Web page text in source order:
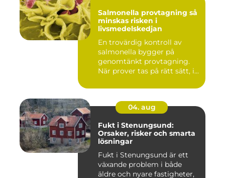
Salmonella provtagning så
minskas risken i
livsmedelskedjan
En trovärdig kontroll av
salmonella bygger på
genomtänkt provtagning.
När prover tas på rätt sätt, i...
04. aug
Fukt i Stenungsund:
Orsaker, risker och smarta
lösningar
Fukt i Stenungsund är ett
växande problem i både
äldre och nyare fastigheter,